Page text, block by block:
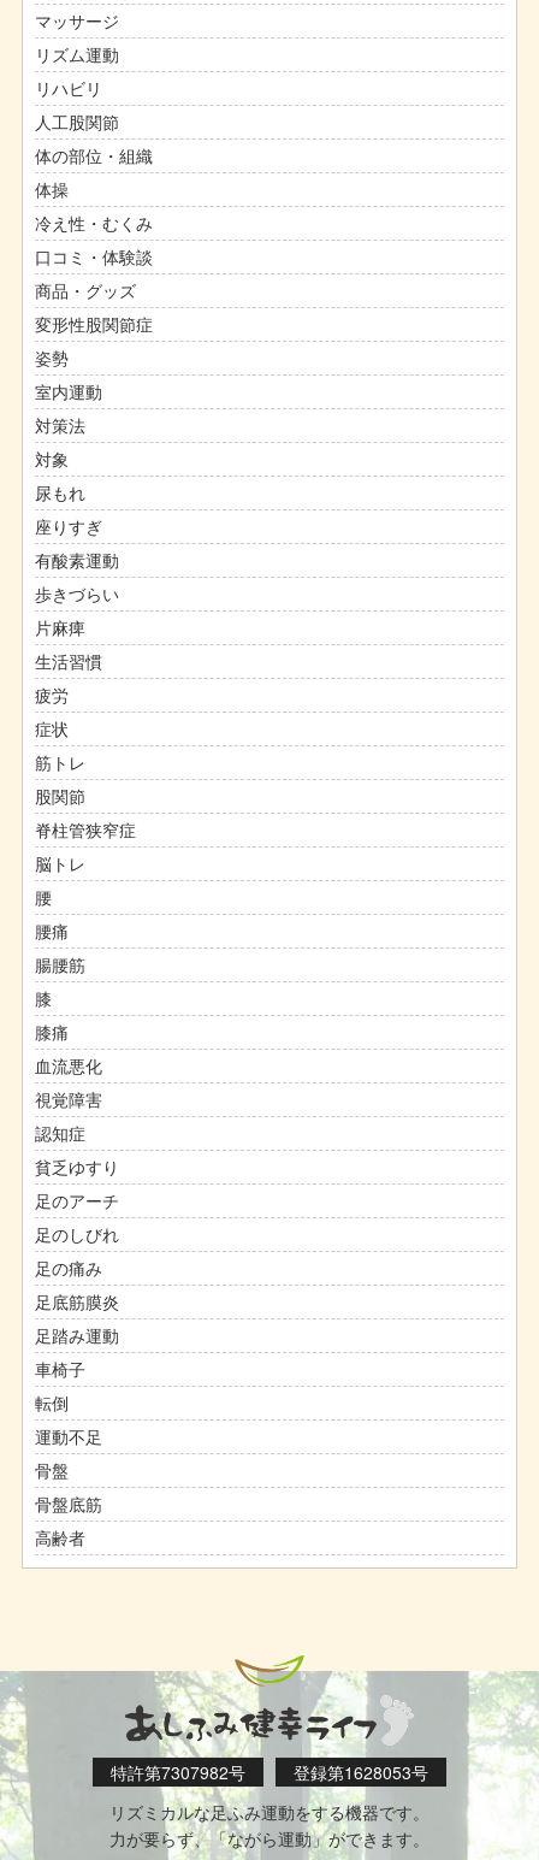
マッサージ
リズム運動
リハビリ
人工股関節
体の部位・組織
体操
冷え性・むくみ
口コミ・体験談
商品・グッズ
変形性股関節症
姿勢
室内運動
対策法
対象
尿もれ
座りすぎ
有酸素運動
歩きづらい
片麻痺
生活習慣
疲労
症状
筋トレ
股関節
脊柱管狭窄症
脳トレ
腰
腰痛
腸腰筋
膝
膝痛
血流悪化
視覚障害
認知症
貧乏ゆすり
足のアーチ
足のしびれ
足の痛み
足底筋膜炎
足踏み運動
車椅子
転倒
運動不足
骨盤
骨盤底筋
高齢者
特許第7307982号
登録第1628053号
リズミカルな足ふみ運動をする機器です。
力が要らず、「ながら運動」ができます。